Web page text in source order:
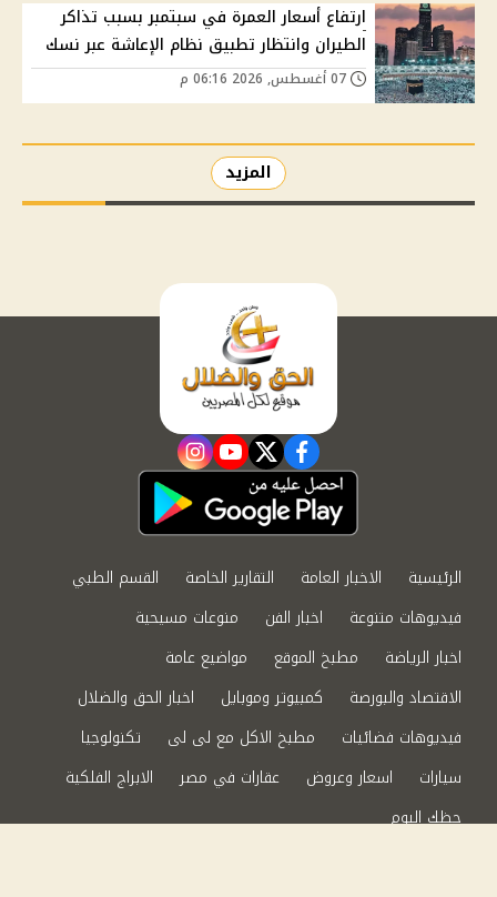
ارتفاع أسعار العمرة في سبتمبر بسبب تذاكر
الطيران وانتظار تطبيق نظام الإعاشة عبر نسك
المزيد
facebook
twitter
youtube
instagram
الرئيسية الاخبار العامة التقارير الخاصة
القسم الطبي
فيديوهات متنوعة
اخبار الفن
منوعات مسيحية
اخبار الرياضة
مطبخ الموقع
مواضيع عامة
الاقتصاد والبورصة
كمبيوتر وموبايل
اخبار الحق والضلال
فيديوهات فضائيات
مطبخ الاكل مع لى لى
تكنولوجيا
سيارات
اسعار وعروض عقارات في مصر
الابراج الفلكية
حظك اليوم